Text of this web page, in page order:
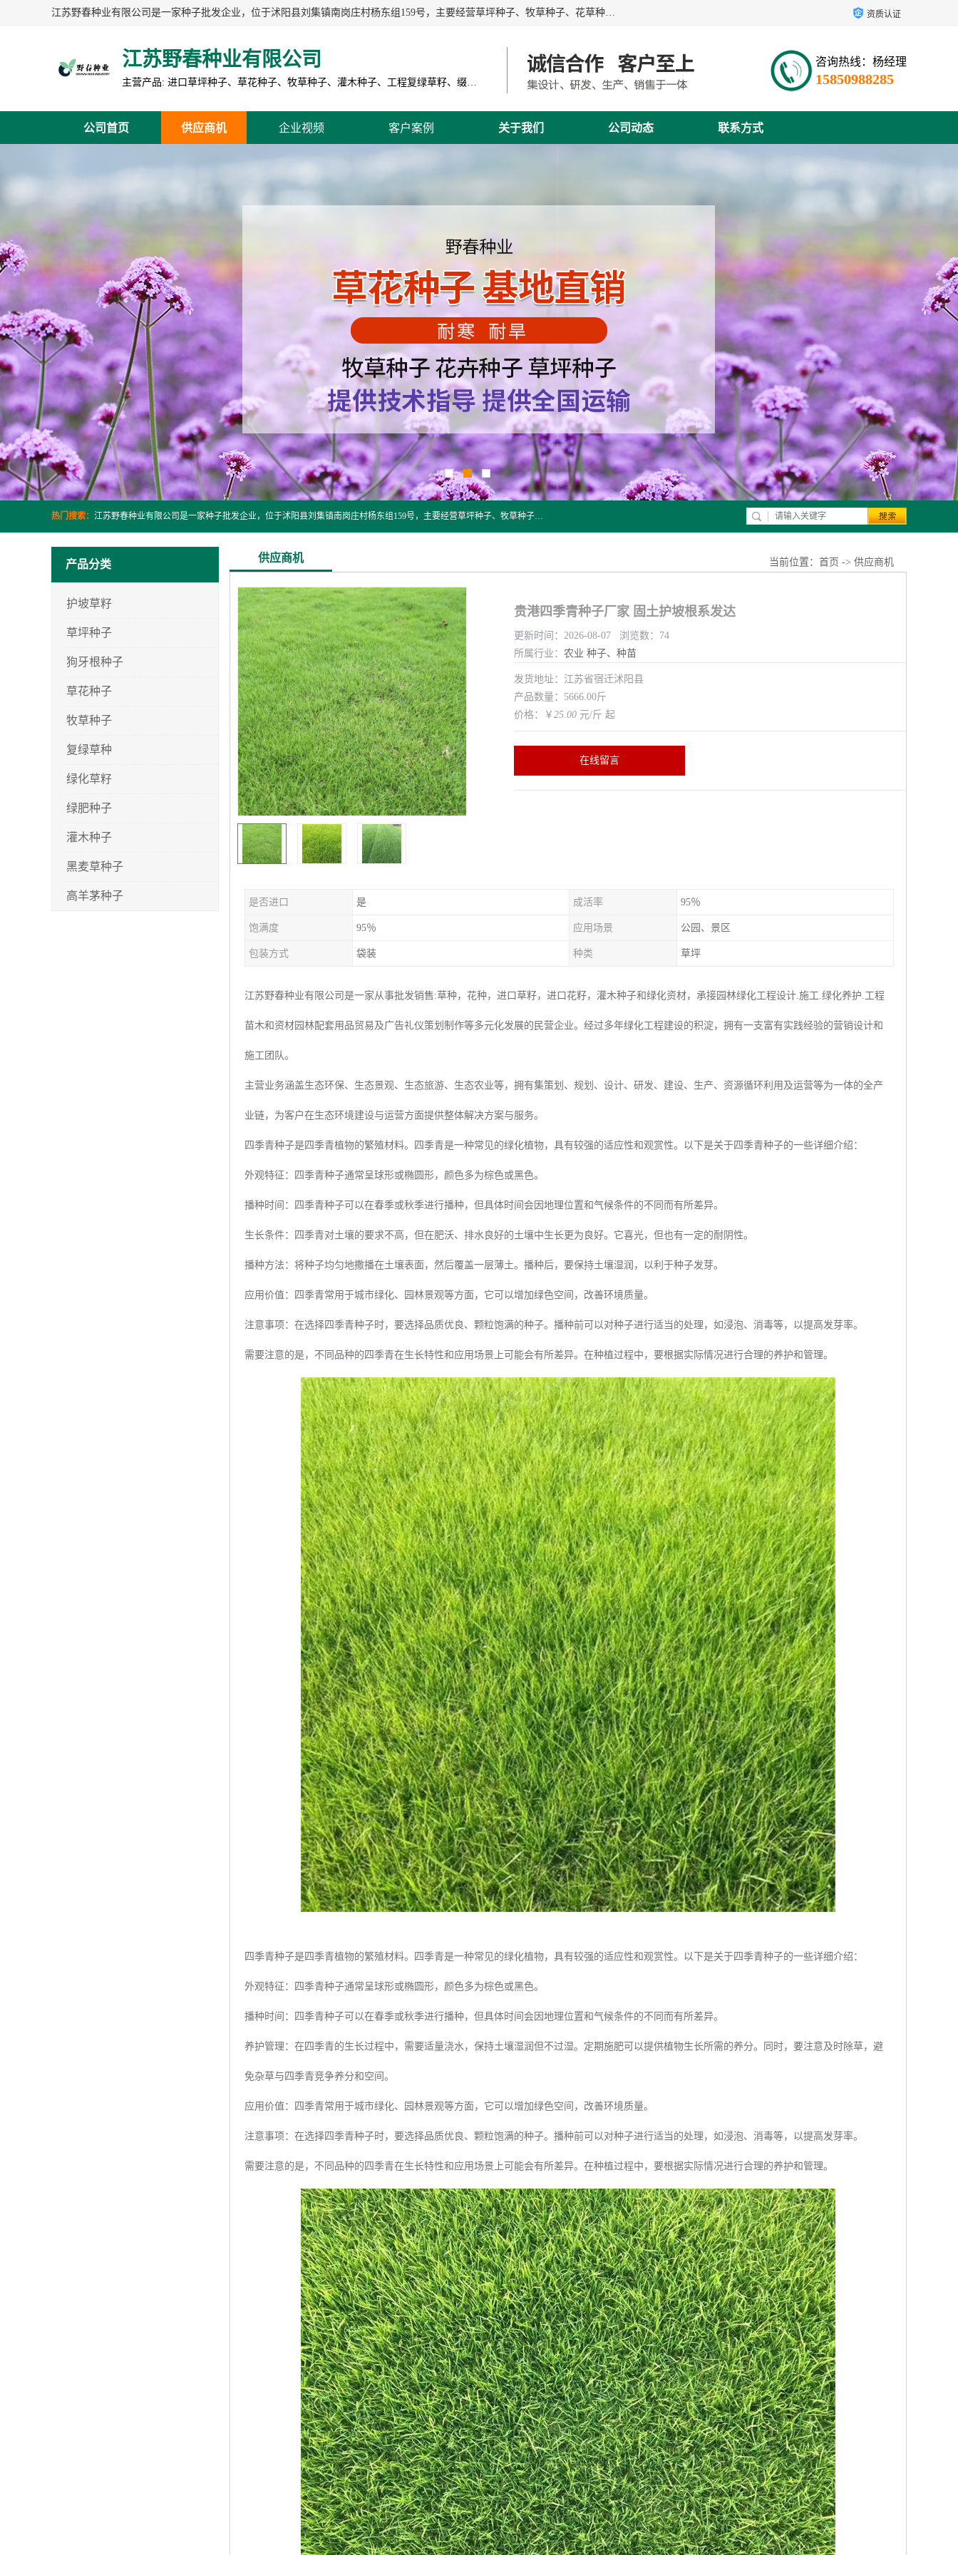
江苏野春种业有限公司是一家种子批发企业，位于沭阳县刘集镇南岗庄村杨东组159号，主要经营草坪种子、牧草种子、花草种子、复绿草种、绿化草籽、护坡草籽、绿肥种子、灌木种子、黑麦草种子、高羊茅种子、早熟禾种子、狗牙根种子、剪股颖种子等。 资质认证
江苏野春种业有限公司
主营产品: 进口草坪种子、草花种子、牧草种子、灌木种子、工程复绿草籽、缀花组合种子
咨询热线：杨经理
15850988285
公司首页 供应商机 企业视频 客户案例 关于我们 公司动态 联系方式
热门搜索： 江苏野春种业有限公司是一家种子批发企业，位于沭阳县刘集镇南岗庄村杨东组159号，主要经营草坪种子、牧草种子、花草种子、复绿草种、绿化草籽、护坡草籽、绿肥种子、灌木种子、黑麦草种子、高羊茅种子、早熟禾种子、狗牙根种子、剪股颖种子等。
产品分类
护坡草籽
草坪种子
狗牙根种子
草花种子
牧草种子
复绿草种
绿化草籽
绿肥种子
灌木种子
黑麦草种子
高羊茅种子
供应商机 当前位置： 首页 -> 供应商机
贵港四季青种子厂家 固土护坡根系发达
更新时间：2026-08-07 浏览数：74
所属行业： 农业 种子、种苗
发货地址：江苏省宿迁沭阳县
产品数量：5666.00斤
价格：￥ 25.00 元/斤 起
在线留言
是否进口 是 成活率 95％
饱满度 95％ 应用场景 公园、景区
包装方式 袋装 种类 草坪
江苏野春种业有限公司是一家从事批发销售:草种，花种，进口草籽，进口花籽，灌木种子和绿化资材，承接园林绿化工程设计.施工.绿化养护.工程
苗木和资材园林配套用品贸易及广告礼仪策划制作等多元化发展的民营企业。经过多年绿化工程建设的积淀，拥有一支富有实践经验的营销设计和
施工团队。
主营业务涵盖生态环保、生态景观、生态旅游、生态农业等，拥有集策划、规划、设计、研发、建设、生产、资源循环利用及运营等为一体的全产
业链，为客户在生态环境建设与运营方面提供整体解决方案与服务。
四季青种子是四季青植物的繁殖材料。四季青是一种常见的绿化植物，具有较强的适应性和观赏性。以下是关于四季青种子的一些详细介绍：
外观特征：四季青种子通常呈球形或椭圆形，颜色多为棕色或黑色。
播种时间：四季青种子可以在春季或秋季进行播种，但具体时间会因地理位置和气候条件的不同而有所差异。
生长条件：四季青对土壤的要求不高，但在肥沃、排水良好的土壤中生长更为良好。它喜光，但也有一定的耐阴性。
播种方法：将种子均匀地撒播在土壤表面，然后覆盖一层薄土。播种后，要保持土壤湿润，以利于种子发芽。
应用价值：四季青常用于城市绿化、园林景观等方面，它可以增加绿色空间，改善环境质量。
注意事项：在选择四季青种子时，要选择品质优良、颗粒饱满的种子。播种前可以对种子进行适当的处理，如浸泡、消毒等，以提高发芽率。
需要注意的是，不同品种的四季青在生长特性和应用场景上可能会有所差异。在种植过程中，要根据实际情况进行合理的养护和管理。
四季青种子是四季青植物的繁殖材料。四季青是一种常见的绿化植物，具有较强的适应性和观赏性。以下是关于四季青种子的一些详细介绍：
外观特征：四季青种子通常呈球形或椭圆形，颜色多为棕色或黑色。
播种时间：四季青种子可以在春季或秋季进行播种，但具体时间会因地理位置和气候条件的不同而有所差异。
养护管理：在四季青的生长过程中，需要适量浇水，保持土壤湿润但不过湿。定期施肥可以提供植物生长所需的养分。同时，要注意及时除草，避
免杂草与四季青竞争养分和空间。
应用价值：四季青常用于城市绿化、园林景观等方面，它可以增加绿色空间，改善环境质量。
注意事项：在选择四季青种子时，要选择品质优良、颗粒饱满的种子。播种前可以对种子进行适当的处理，如浸泡、消毒等，以提高发芽率。
需要注意的是，不同品种的四季青在生长特性和应用场景上可能会有所差异。在种植过程中，要根据实际情况进行合理的养护和管理。